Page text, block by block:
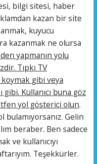
bilgi sitesi, haber
kazan bir site
kuyucu
kazanmak ne olursa
yapmanın yolu
Tıpkı TV
gibi veya
Kullanıcı buna göz
yol gösterici olun.
bulamıyorsanız. Gelin
beraber. Ben sadece
ve kullanıcıyı
Teşekkürler.